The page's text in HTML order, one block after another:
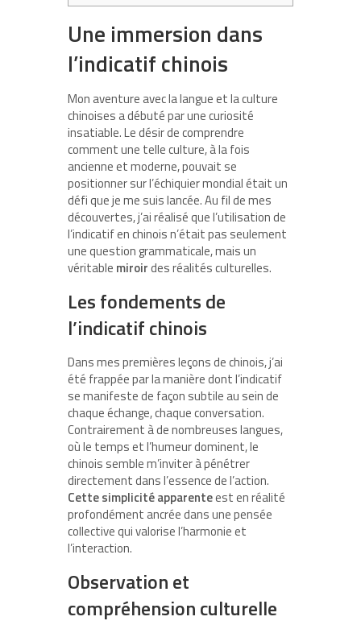
Une immersion dans
l’indicatif chinois
Mon aventure avec la langue et la culture
chinoises a débuté par une curiosité
insatiable. Le désir de comprendre
comment une telle culture, à la fois
ancienne et moderne, pouvait se
positionner sur l’échiquier mondial était un
défi que je me suis lancée. Au fil de mes
découvertes, j’ai réalisé que l’utilisation de
l’indicatif en chinois n’était pas seulement
une question grammaticale, mais un
véritable miroirdes réalités culturelles.
Les fondements de
l’indicatif chinois
Dans mes premières leçons de chinois, j’ai
été frappée par la manière dont l’indicatif
se manifeste de façon subtile au sein de
chaque échange, chaque conversation.
Contrairement à de nombreuses langues,
où le temps et l’humeur dominent, le
chinois semble m’inviter à pénétrer
directement dans l’essence de l’action.
Cette simplicité apparenteest en réalité
profondément ancrée dans une pensée
collective qui valorise l’harmonie et
l’interaction.
Observation et
compréhension culturelle